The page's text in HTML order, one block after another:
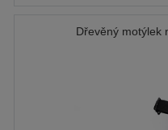
Dřevěný motýlek